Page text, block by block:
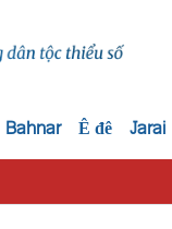
Bahnar Ê đê Jarai